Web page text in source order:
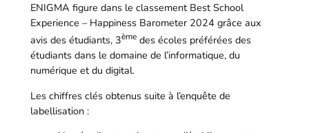
ENIGMA figure dans le classement Best School
Experience – Happiness Barometer 2024 grâce aux
avis des étudiants, 3èmedes écoles préférées des
étudiants dans le domaine de l’informatique, du
numérique et du digital.
Les chiffres clés obtenus suite à l’enquête de
labellisation :